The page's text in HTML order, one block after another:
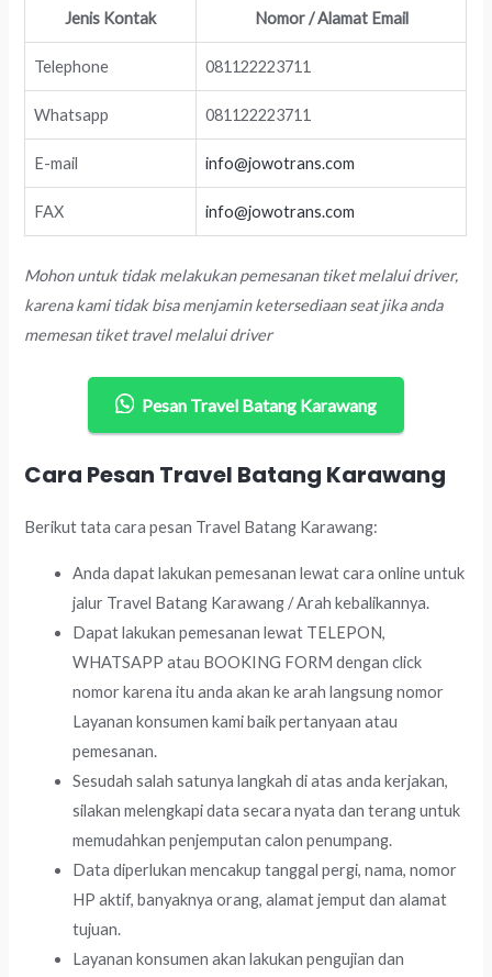
Jenis Kontak Nomor / Alamat Email
Telephone 081122223711
Whatsapp 081122223711
E-mail info@jowotrans.com
FAX info@jowotrans.com
Mohon untuk tidak melakukan pemesanan tiket melalui driver,
karena kami tidak bisa menjamin ketersediaan seat jika anda
memesan tiket travel melalui driver
Pesan Travel Batang Karawang
Cara Pesan Travel Batang Karawang
Berikut tata cara pesan Travel Batang Karawang:
Anda dapat lakukan pemesanan lewat cara online untuk
jalur Travel Batang Karawang / Arah kebalikannya.
Dapat lakukan pemesanan lewat TELEPON,
WHATSAPP atau BOOKING FORM dengan click
nomor karena itu anda akan ke arah langsung nomor
Layanan konsumen kami baik pertanyaan atau
pemesanan.
Sesudah salah satunya langkah di atas anda kerjakan,
silakan melengkapi data secara nyata dan terang untuk
memudahkan penjemputan calon penumpang.
Data diperlukan mencakup tanggal pergi, nama, nomor
HP aktif, banyaknya orang, alamat jemput dan alamat
tujuan.
Layanan konsumen akan lakukan pengujian dan